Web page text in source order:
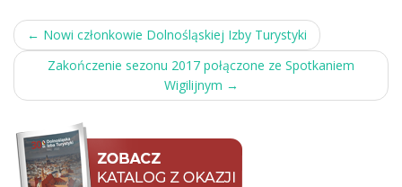
Post
navigation
← Nowi członkowie Dolnośląskiej Izby Turystyki
Zakończenie sezonu 2017 połączone ze Spotkaniem
Wigilijnym →